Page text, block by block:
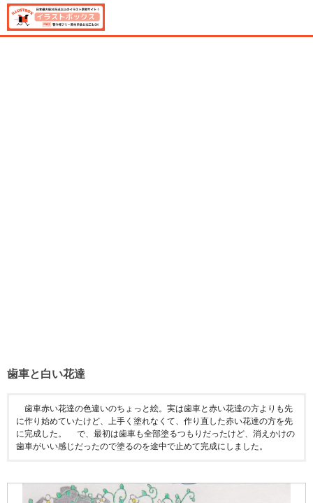
歯車と白い花達
歯車赤い花達の色違いのちょっと絵。実は歯車と赤い花達の方よりも先
に作り始めていたけど、上手く塗れなくて、作り直した赤い花達の方を先
に完成した。 で、最初は歯車も全部塗るつもりだったけど、消えかけの
歯車がいい感じだったので塗るのを途中で止めて完成にしました。